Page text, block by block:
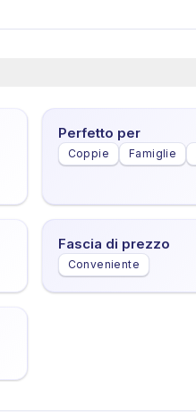
Perfetto per
Coppie Famiglie
Fascia di prezzo
Conveniente